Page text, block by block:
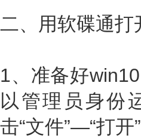
二、用软碟通
1、准备好
以管理员身份
击“文件”—“打开”